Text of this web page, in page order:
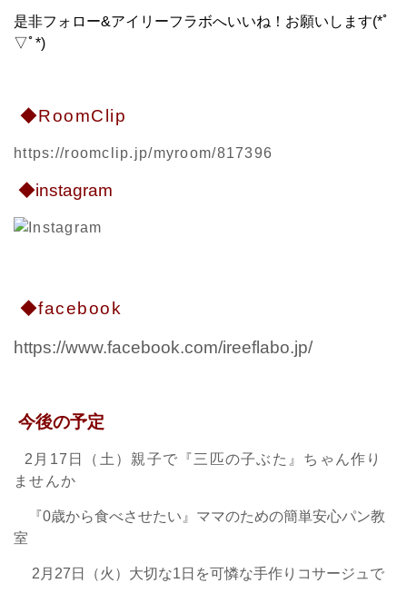
是非フォロー&アイリーフラボへいいね！お願いします(*ﾟ
▽ﾟ*)
◆RoomClip
https://roomclip.jp/myroom/817396
◆instagram
◆facebook
https://www.facebook.com/ireeflabo.jp/
今後の予定
2月17日（土）親子で『三匹の子ぶた』ちゃん作り
ませんか
『0歳から食べさせたい』ママのための簡単安心パン教
室
2月27日（火）大切な1日を可憐な手作りコサージュで